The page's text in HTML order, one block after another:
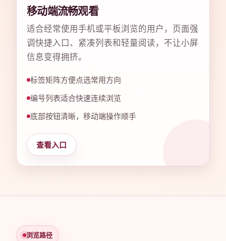
移动端流畅观看
适合经常使用手机或平板浏览的用户，页面强
调快捷入口、紧凑列表和轻量阅读，不让小屏
信息变得拥挤。
标签矩阵方便点选常用方向
编号列表适合快速连续浏览
底部按钮清晰，移动端操作顺手
查看入口
浏览路径